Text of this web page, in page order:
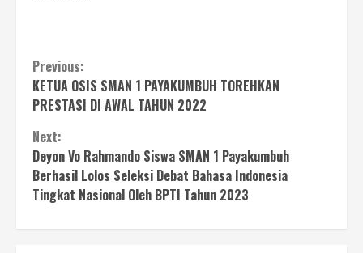
Continue
Reading
Previous:
KETUA OSIS SMAN 1 PAYAKUMBUH TOREHKAN
PRESTASI DI AWAL TAHUN 2022
Next:
Deyon Vo Rahmando Siswa SMAN 1 Payakumbuh
Berhasil Lolos Seleksi Debat Bahasa Indonesia
Tingkat Nasional Oleh BPTI Tahun 2023